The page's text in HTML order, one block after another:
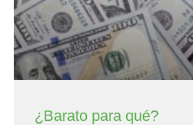
¿Barato para qué?